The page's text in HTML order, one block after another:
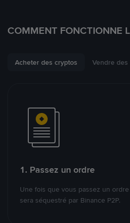
COMMENT FONCTIONNE
Acheter des cryptos Vendre des
1. Passez un ordre
Une fois que vous passez un
sera séquestré par Binance P2P.